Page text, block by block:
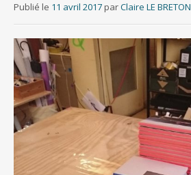
Publié le 11 avril 2017 parClaire LE BRETON